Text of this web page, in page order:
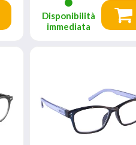
Disponibilità
immediata